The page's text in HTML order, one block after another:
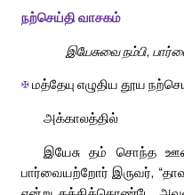
நற்செய்தி வாசகம்
இயேசுவை நம்பி,
✠மத்தேயு எழுதிய தூய
அக்காலத்தில்
இயேசு தம் சொந்த
பார்வையற்றோர் இருவர்,